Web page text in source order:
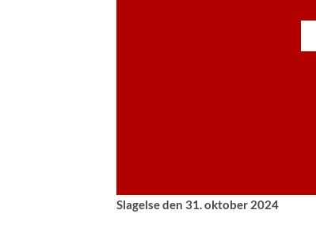
Slagelse den 31. oktober 2024